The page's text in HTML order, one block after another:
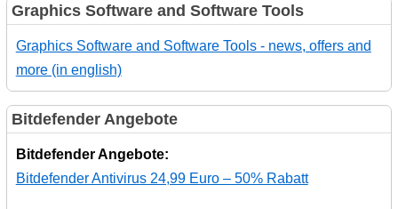
Graphics Software and Software Tools
Graphics Software and Software Tools - news, offers and
more (in english)
Bitdefender Angebote
Bitdefender Angebote:
Bitdefender Antivirus 24,99 Euro – 50% Rabatt